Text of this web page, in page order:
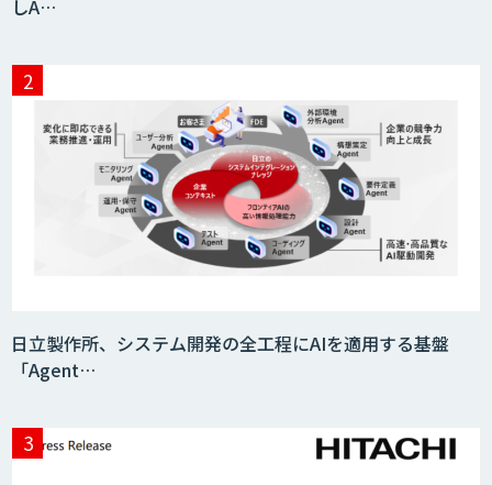
しA…
日立製作所、システム開発の全工程にAIを適用する基盤
「Agent…